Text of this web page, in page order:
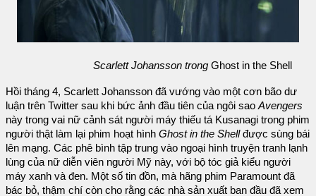
Scarlett Johansson trong Ghost in the Shell
Hồi tháng 4, Scarlett Johansson đã vướng vào một cơn bão dư
luận trên Twitter sau khi bức ảnh đầu tiên của ngôi saoAvengers
này trong vai nữ cảnh sát người máy thiếu tá Kusanagi trong phim
người thật làm lại phim hoạt hình Ghost in the Shellđược sùng bái
lên mạng. Các phê bình tập trung vào ngoại hình truyện tranh lạnh
lùng của nữ diễn viên người Mỹ này, với bộ tóc giả kiểu người
máy xanh và đen. Một số tin đồn, mà hãng phim Paramount đã
bác bỏ, thậm chí còn cho rằng các nhà sản xuất ban đầu đã xem